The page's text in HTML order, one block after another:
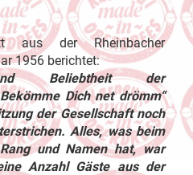
aus der Rheinbacher
1956 berichtet:
Beliebtheit der
Dich net drömm“
der Gesellschaft noch
Alles, was beim
und Namen hat, war
Anzahl Gäste aus der